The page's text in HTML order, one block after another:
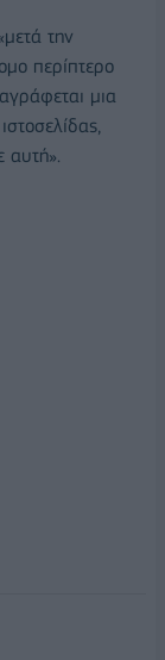
την
περίπτερο
μια
αυτή».